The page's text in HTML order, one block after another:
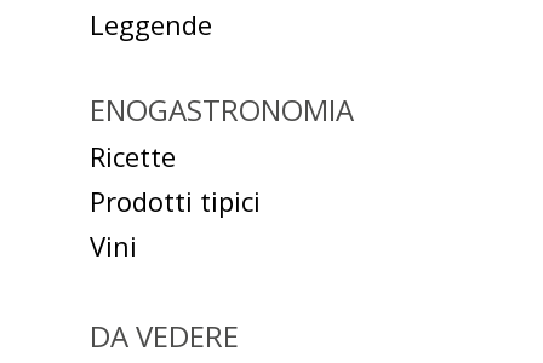
Leggende
ENOGASTRONOMIA
Ricette
Prodotti tipici
Vini
DA VEDERE